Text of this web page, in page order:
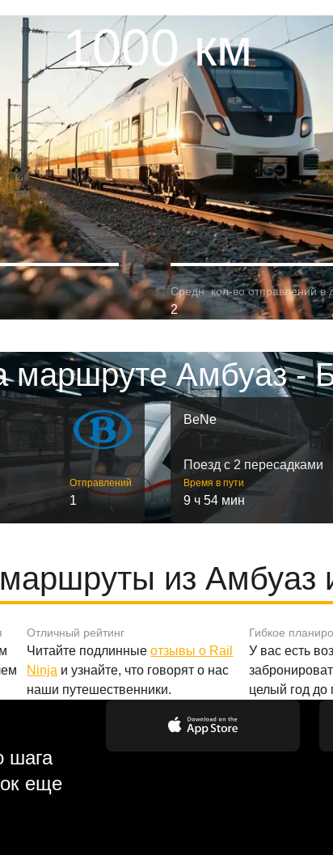
1000 км
Средн. кол-во отправлений в
2
маршруте Амбуаз -
Отправлений
1
BeNe
Поезд с 2 пересадками
Время в пути
9 ч 54 мин
из Амбуаз
Отличный рейтинг
Читайте подлинныеотзывы о Rail
Ninja и узнайте, что говорят о нас
наши путешественники.
Гибкое
У вас есть
целый год до
шага
еще